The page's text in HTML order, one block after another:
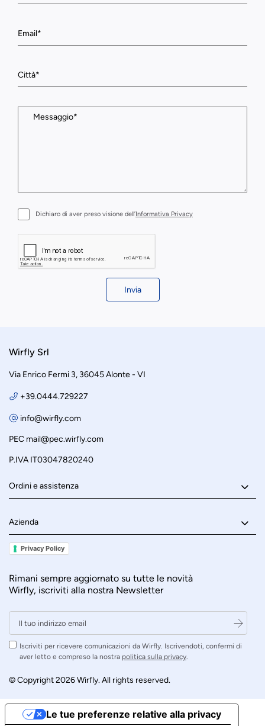
Dichiaro di aver preso visione dell’Informativa Privacy
Invia
Wirfly Srl
Via Enrico Fermi 3, 36045 Alonte - VI
+39.0444.729227
info@wirfly.com
PEC mail@pec.wirfly.com
P.IVA IT03047820240
Ordini e assistenza
Azienda
Privacy Policy
Rimani sempre aggiornato su tutte le novità
Wirfly, iscriviti alla nostra Newsletter
Iscriviti per ricevere comunicazioni da Wirfly. Iscrivendoti, confermi di
aver letto e compreso la nostra politica sulla privacy.
© Copyright 2026 Wirfly. All rights reserved.
Le tue preferenze relative alla privacy